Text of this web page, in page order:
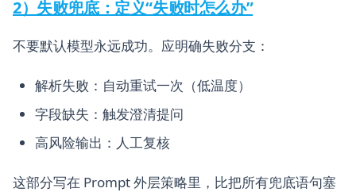
2）失败兜底：定义“失败时怎么办”
不要默认模型永远成功。应明确失败分支：
解析失败：自动重试一次（低温度）
字段缺失：触发澄清提问
高风险输出：人工复核
这部分写在 Prompt 外层策略里，比把所有兜底语句塞